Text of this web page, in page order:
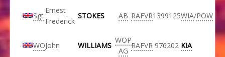
Sgt
Ernest
Frederick
STOKES AB RAFVR1399125WIA/POW
WOJohn WILLIAMS
WOP
AG
RAFVR 976202 KIA